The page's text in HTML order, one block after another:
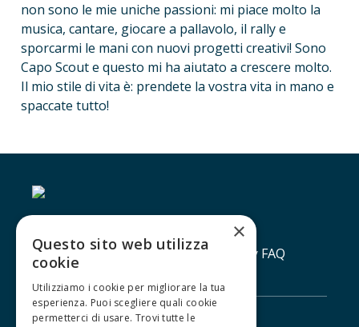
non sono le mie uniche passioni: mi piace molto la
musica, cantare, giocare a pallavolo, il rally e
sporcarmi le mani con nuovi progetti creativi! Sono
Capo Scout e questo mi ha aiutato a crescere molto.
Il mio stile di vita è: prendete la vostra vita in mano e
spaccate tutto!
Contatti Lavora con noiPrivacy policy FAQ
×
Questo sito web utilizza
cookie
Utilizziamo i cookie per migliorare la tua
esperienza. Puoi scegliere quali cookie
permetterci di usare. Trovi tutte le